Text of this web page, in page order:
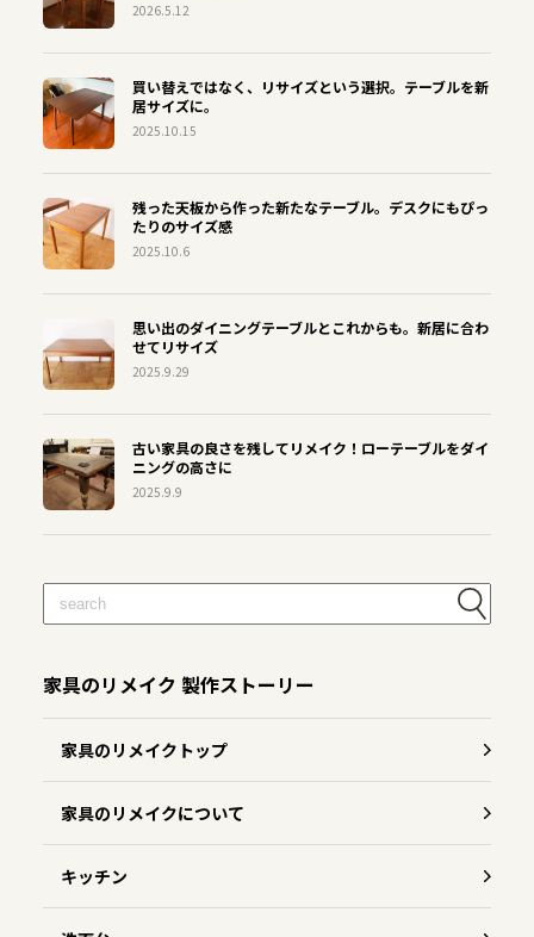
2026.5.12
買い替えではなく、リサイズという選択。テーブルを新
居サイズに。
2025.10.15
残った天板から作った新たなテーブル。デスクにもぴっ
たりのサイズ感
2025.10.6
思い出のダイニングテーブルとこれからも。新居に合わ
せてリサイズ
2025.9.29
古い家具の良さを残してリメイク！ローテーブルをダイ
ニングの高さに
2025.9.9
家具のリメイク 製作ストーリー
家具のリメイクトップ
家具のリメイクについて
キッチン